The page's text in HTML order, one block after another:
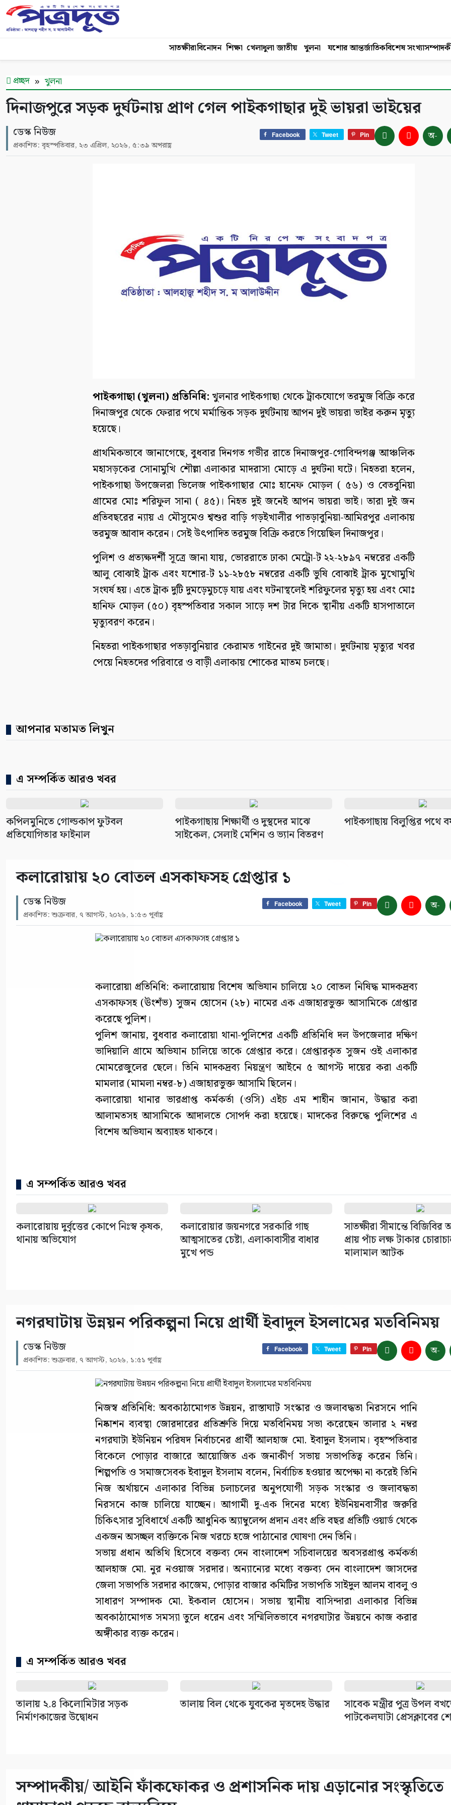
সাতক্ষীরাবিনোদন শিক্ষা খেলাধুলা জাতীয় খুলনা যশোর আন্তর্জাতিকবিশেষ সংখ্যা
প্রচ্ছদ খুলনা
দিনাজপুরে সড়ক দুর্ঘটনায় প্রাণ গেল পাইকগাছার দুই ভায়রা ভাইয়ের
ডেস্ক নিউজ
প্রকাশিত: বৃহস্পতিবার, ২৩ এপ্রিল, ২০২৬, ৫:৩৯ অপরাহ্ণ
Facebook Tweet Pin অ-
পাইকগাছা (খুলনা) প্রতিনিধি: খুলনার পাইকগাছা থেকে ট্রাকযোগে তরমুজ বিক্রি করে
দিনাজপুর থেকে ফেরার পথে মর্মান্তিক সড়ক দুর্ঘটনায় আপন দুই ভায়রা ভাইর করুন মৃত্যু
হয়েছে।
প্রাথমিকভাবে জানাগেছে, বুধবার দিনগত গভীর রাতে দিনাজপুর-গোবিন্দগঞ্জ আঞ্চলিক
মহাসড়কের সোনামুখি শৌল্লা এলাকার মাদরাসা মোড়ে এ দুর্ঘটনা ঘটে। নিহতরা হলেন,
পাইকগাছা উপজেলরা ভিলেজ পাইকগাছার মোঃ হানেফ মোড়ল ( ৫৬) ও বেতবুনিয়া
গ্রামের মোঃ শরিফুল সানা ( ৪৫)। নিহত দুই জনেই আপন ভায়রা ভাই। তারা দুই জন
প্রতিবছরের ন্যায় এ মৌসুমেও শ্বশুর বাড়ি গড়ইখালীর পাতড়াবুনিয়া-আমিরপুর এলাকায়
তরমুজ আবাদ করেন। সেই উৎপাদিত তরমুজ বিক্রি করতে গিয়েছিল দিনাজপুর।
পুলিশ ও প্রত্যক্ষদর্শী সূত্রে জানা যায়, ভোররাতে ঢাকা মেট্রো-ট ২২-২৮৯৭ নম্বরের একটি
আলু বোঝাই ট্রাক এবং যশোর-ট ১১-২৮৫৮ নম্বরের একটি ভুষি বোঝাই ট্রাক মুখোমুখি
সংঘর্ষ হয়। এতে ট্রাক দুটি দুমড়েমুচড়ে যায় এবং ঘটনাস্থলেই শরিফুলের মৃত্যু হয় এবং মোঃ
হানিফ মোড়ল (৫০) বৃহস্পতিবার সকাল সাড়ে দশ টার দিকে স্থানীয় একটি হাসপাতালে
মৃত্যুবরণ করেন।
নিহতরা পাইকগাছার পতড়াবুনিয়ার কেরামত গাইনের দুই জামাতা। দুর্ঘটনায় মৃত্যুর খবর
পেয়ে নিহতদের পরিবারে ও বাড়ী এলাকায় শোকের মাতম চলছে।
আপনার মতামত লিখুন
এ সম্পর্কিত আরও খবর
কপিলমুনিতে গোল্ডকাপ ফুটবল
প্রতিযোগিতার ফাইনাল
পাইকগাছায় শিক্ষার্থী ও দুস্থদের মাঝে
সাইকেল, সেলাই মেশিন ও ভ্যান বিতরণ
পাইকগাছায় বিলুপ্তির পথে
কলারোয়ায় ২০ বোতল এসকাফসহ গ্রেপ্তার ১
ডেস্ক নিউজ
প্রকাশিত: শুক্রবার, ৭ আগস্ট, ২০২৬, ১:৫৩ পূর্বাহ্ণ
Facebook Tweet Pin অ-
কলারোয়া প্রতিনিধি: কলারোয়ায় বিশেষ অভিযান চালিয়ে ২০ বোতল নিষিদ্ধ মাদকদ্রব্য
এসকাফসহ (ঊংশঁভ) সুজন হোসেন (২৮) নামের এক এজাহারভুক্ত আসামিকে গ্রেপ্তার
করেছে পুলিশ।
পুলিশ জানায়, বুধবার কলারোয়া থানা-পুলিশের একটি প্রতিনিধি দল উপজেলার দক্ষিণ
ভাদিয়ালি গ্রামে অভিযান চালিয়ে তাকে গ্রেপ্তার করে। গ্রেপ্তারকৃত সুজন ওই এলাকার
মোমরেজুলের ছেলে। তিনি মাদকদ্রব্য নিয়ন্ত্রণ আইনে ৫ আগস্ট দায়ের করা একটি
মামলার (মামলা নম্বর-৮) এজাহারভুক্ত আসামি ছিলেন।
কলারোয়া থানার ভারপ্রাপ্ত কর্মকর্তা (ওসি) এইচ এম শাহীন জানান, উদ্ধার করা
আলামতসহ আসামিকে আদালতে সোপর্দ করা হয়েছে। মাদকের বিরুদ্ধে পুলিশের এ
বিশেষ অভিযান অব্যাহত থাকবে।
এ সম্পর্কিত আরও খবর
কলারোয়ায় দুর্বৃত্তের কোপে নিঃস্ব কৃষক,
থানায় অভিযোগ
কলারোয়ার জয়নগরে সরকারি গাছ
আত্মসাতের চেষ্টা, এলাকাবাসীর বাধার
মুখে পন্ড
সাতক্ষীরা সীমান্তে বিজিবির
প্রায় পাঁচ লক্ষ টাকার
মালামাল আটক
নগরঘাটায় উন্নয়ন পরিকল্পনা নিয়ে প্রার্থী ইবাদুল ইসলামের মতবিনিময়
ডেস্ক নিউজ
প্রকাশিত: শুক্রবার, ৭ আগস্ট, ২০২৬, ১:৫১ পূর্বাহ্ণ
Facebook Tweet Pin অ-
নিজস্ব প্রতিনিধি: অবকাঠামোগত উন্নয়ন, রাস্তাঘাট সংস্কার ও জলাবদ্ধতা নিরসনে পানি
নিষ্কাশন ব্যবস্থা জোরদারের প্রতিশ্রুতি দিয়ে মতবিনিময় সভা করেছেন তালার ২ নম্বর
নগরঘাটা ইউনিয়ন পরিষদ নির্বাচনের প্রার্থী আলহাজ মো. ইবাদুল ইসলাম। বৃহস্পতিবার
বিকেলে পোড়ার বাজারে আয়োজিত এক জনাকীর্ণ সভায় সভাপতিত্ব করেন তিনি।
শিল্পপতি ও সমাজসেবক ইবাদুল ইসলাম বলেন, নির্বাচিত হওয়ার অপেক্ষা না করেই তিনি
নিজ অর্থায়নে এলাকার বিভিন্ন চলাচলের অনুপযোগী সড়ক সংস্কার ও জলাবদ্ধতা
নিরসনে কাজ চালিয়ে যাচ্ছেন। আগামী দু-এক দিনের মধ্যে ইউনিয়নবাসীর জরুরি
চিকিৎসার সুবিধার্থে একটি আধুনিক অ্যাম্বুলেন্স প্রদান এবং প্রতি বছর প্রতিটি ওয়ার্ড থেকে
একজন অসচ্ছল ব্যক্তিকে নিজ খরচে হজে পাঠানোর ঘোষণা দেন তিনি।
সভায় প্রধান অতিথি হিসেবে বক্তব্য দেন বাংলাদেশ সচিবালয়ের অবসরপ্রাপ্ত কর্মকর্তা
আলহাজ মো. নুর নওয়াজ সরদার। অন্যান্যের মধ্যে বক্তব্য দেন বাংলাদেশ জাসদের
জেলা সভাপতি সরদার কাজেম, পোড়ার বাজার কমিটির সভাপতি সাইদুল আলম বাবলু ও
সাধারণ সম্পাদক মো. ইকবাল হোসেন। সভায় স্থানীয় বাসিন্দারা এলাকার বিভিন্ন
অবকাঠামোগত সমস্যা তুলে ধরেন এবং সম্মিলিতভাবে নগরঘাটার উন্নয়নে কাজ করার
অঙ্গীকার ব্যক্ত করেন।
এ সম্পর্কিত আরও খবর
তালায় ২.৪ কিলোমিটার সড়ক
নির্মাণকাজের উদ্বোধন
তালায় বিল থেকে যুবকের মৃতদেহ উদ্ধার
সাবেক মন্ত্রীর পুত্র উপল
পাটকেলঘাটা প্রেসক্লাবের
সম্পাদকীয়/ আইনি ফাঁকফোকর ও প্রশাসনিক দায় এড়ানোর সংস্কৃতিতে